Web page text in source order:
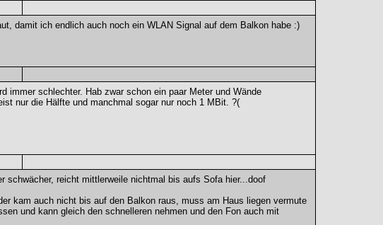
damit ich endlich auch noch ein WLAN Signal auf dem Balkon habe :)
immer schlechter. Hab zwar schon ein paar Meter und Wände
nur die Hälfte und manchmal sogar nur noch 1 MBit. ?(
schwächer, reicht mittlerweile nichtmal bis aufs Sofa hier...doof
kam auch nicht bis auf den Balkon raus, muss am Haus liegen vermute
und kann gleich den schnelleren nehmen und den Fon auch mit